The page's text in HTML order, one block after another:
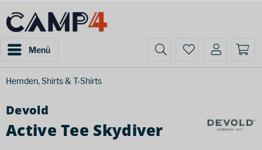
Menü
Hemden, Shirts & T-Shirts
Devold
Active Tee Skydiver